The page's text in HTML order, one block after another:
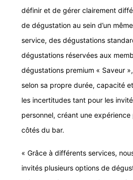
définir et de gérer clairement
de dégustation au sein d’un
service, des dégustations
dégustations réservées aux
dégustations premium « Saveur
selon sa propre durée, capacité
les incertitudes tant pour les
personnel, créant une
côtés du bar.
« Grâce à différents services,
invités plusieurs options de